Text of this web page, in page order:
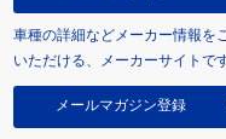
車種の詳細などメーカー情報を
いただける、メーカーサイトです
メールマガジン登録